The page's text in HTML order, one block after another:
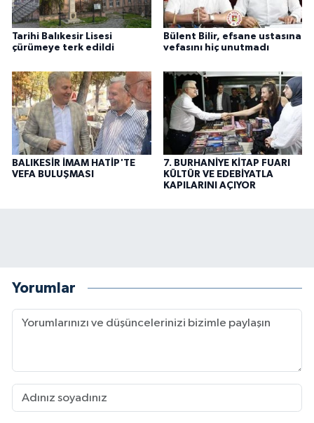
Tarihi Balıkesir Lisesi
çürümeye terk edildi
Bülent Bilir, efsane ustasına
vefasını hiç unutmadı
BALIKESİR İMAM HATİP'TE
VEFA BULUŞMASI
7. BURHANİYE KİTAP FUARI
KÜLTÜR VE EDEBİYATLA
KAPILARINI AÇIYOR
Yorumlar